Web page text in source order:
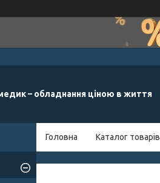
– обладнання ціною в життя
Головна Каталог товарів